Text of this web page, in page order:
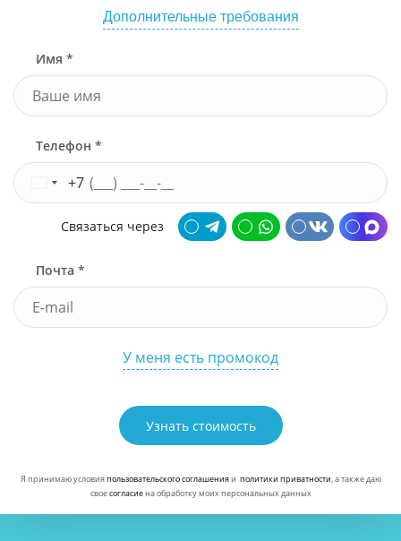
Дополнительные требования
Имя *
Телефон *
+7
Связаться через
Почта *
У меня есть промокод
Узнать стоимость
Я принимаю условияпользовательского соглашенияи политики приватности, а также даю
своесогласиена обработку моих персональных данных